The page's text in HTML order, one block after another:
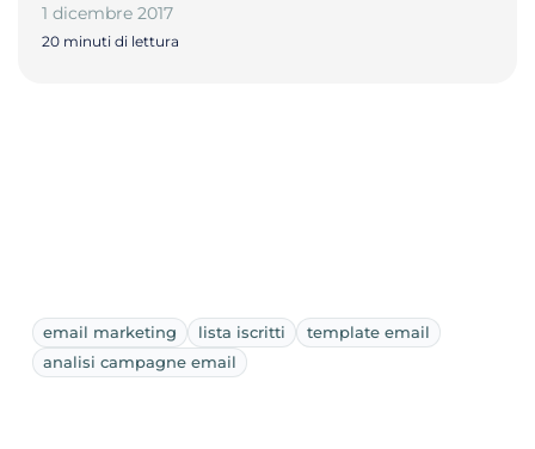
1 dicembre 2017
20 minuti di lettura
email marketing lista iscritti
template email
analisi campagne email